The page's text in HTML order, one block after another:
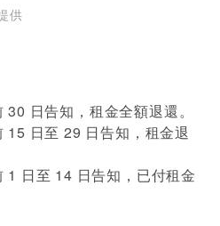
供
日告知，租金全額退還。
15 日至 29 日告知，租金退
1 日至 14 日告知，已付租金